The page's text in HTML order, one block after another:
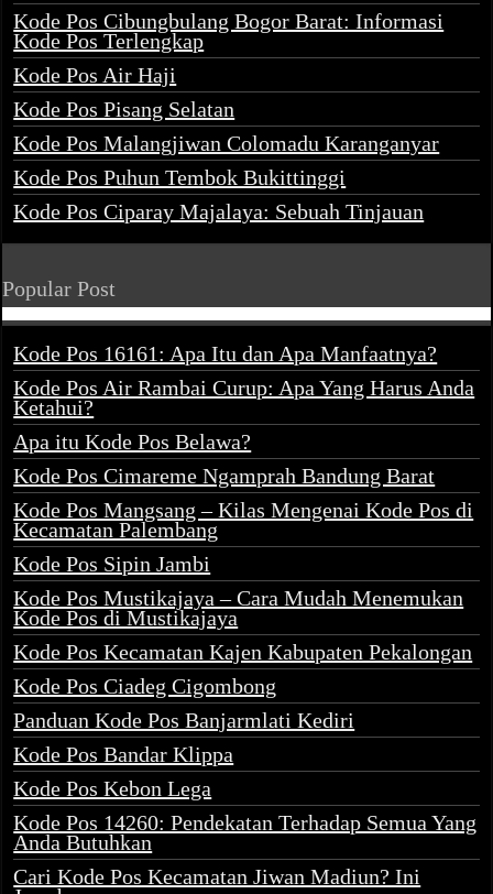
Kode Pos Cibungbulang Bogor Barat: Informasi
Kode Pos Terlengkap
Kode Pos Air Haji
Kode Pos Pisang Selatan
Kode Pos Malangjiwan Colomadu Karanganyar
Kode Pos Puhun Tembok Bukittinggi
Kode Pos Ciparay Majalaya: Sebuah Tinjauan
Popular Post
Kode Pos 16161: Apa Itu dan Apa Manfaatnya?
Kode Pos Air Rambai Curup: Apa Yang Harus Anda
Ketahui?
Apa itu Kode Pos Belawa?
Kode Pos Cimareme Ngamprah Bandung Barat
Kode Pos Mangsang – Kilas Mengenai Kode Pos di
Kecamatan Palembang
Kode Pos Sipin Jambi
Kode Pos Mustikajaya – Cara Mudah Menemukan
Kode Pos di Mustikajaya
Kode Pos Kecamatan Kajen Kabupaten Pekalongan
Kode Pos Ciadeg Cigombong
Panduan Kode Pos Banjarmlati Kediri
Kode Pos Bandar Klippa
Kode Pos Kebon Lega
Kode Pos 14260: Pendekatan Terhadap Semua Yang
Anda Butuhkan
Cari Kode Pos Kecamatan Jiwan Madiun? Ini